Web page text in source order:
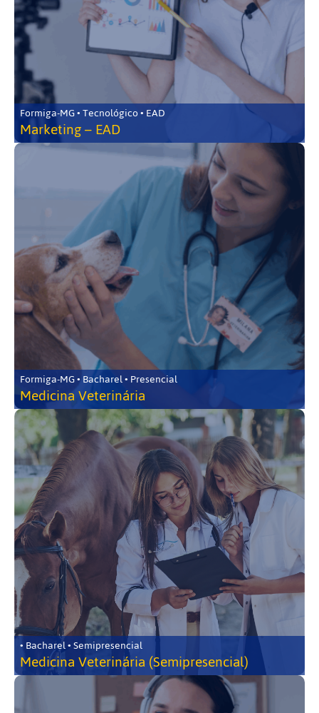
Formiga-MG • Tecnológico • EAD
Marketing – EAD
Formiga-MG • Bacharel • Presencial
Medicina Veterinária
• Bacharel • Semipresencial
Medicina Veterinária (Semipresencial)